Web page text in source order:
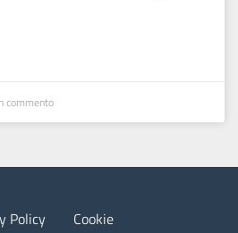
commento
Policy Cookie